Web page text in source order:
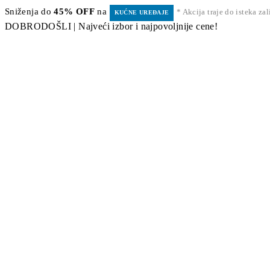
Sniženja do45% OFF na KUĆNE UREĐAJE * Akcija traje do isteka
DOBRODOŠLI | Najveći izbor i najpovoljnije cene!